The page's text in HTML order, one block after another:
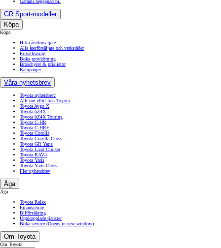
Garanti begagnad bil
GR Sport-modeller
Köpa
Köpa
Hitta återförsäljare
Alla återförsäljare och verkstäder
Privatleasing
Boka provkörning
Broschyrer & prislistor
Kampanjer
Våra nyhetsbrev
Toyota nyhetsbrev
Allt om elbil från Toyota
Toyota Aygo X
Toyota bZ4X
Toyota bZ4X Touring
Toyota C-HR
Toyota C-HR+
Toyota Corolla
Toyota Corolla Cross
Toyota GR Yaris
Toyota Land Cruiser
Toyota RAV4
Toyota Yaris
Toyota Yaris Cross
Fler nyhetsbrev
Äga
Äga
Toyota Relax
Finansiering
Bilförsäkring
Uppkopplade tjänster
Boka service (Opens in new window)
Om Toyota
Om Toyota